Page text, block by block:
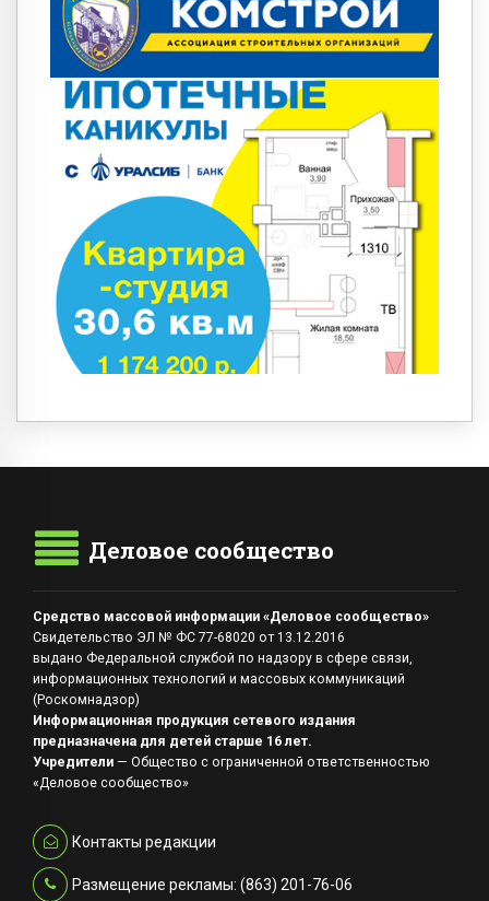
Деловое сообщество
Средство массовой информации «Деловое сообщество»
Свидетельство ЭЛ № ФС 77-68020 от 13.12.2016
выдано Федеральной службой по надзору в сфере связи,
информационных технологий и массовых коммуникаций
(Роскомнадзор)
Информационная продукция сетевого издания
предназначена для детей старше 16 лет.
Учредители — Общество с ограниченной ответственностью
«Деловое сообщество»
Контакты редакции
Размещение рекламы: (863) 201-76-06